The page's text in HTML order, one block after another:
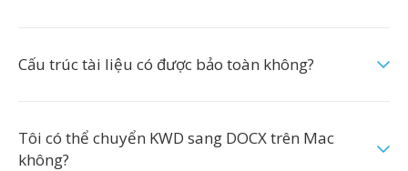
Cấu trúc tài liệu có được bảo toàn không?
Tôi có thể chuyển KWD sang DOCX trên Mac
không?